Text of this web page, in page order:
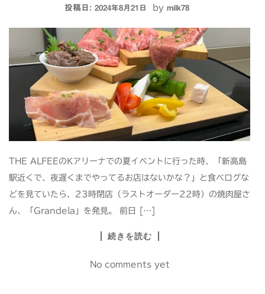
投稿日: 2024年8月21日 by milk78
THE ALFEEのKアリーナでの夏イベントに行った時、「新高島
駅近くで、夜遅くまでやってるお店はないかな？」と食べログな
どを見ていたら、23時閉店（ラストオーダー22時）の焼肉屋さ
ん、「Grandela」を発見。 前日 […]
続きを読む
No comments yet